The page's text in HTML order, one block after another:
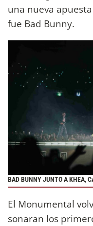
una nueva
fue Bad Bunny.
BAD BUNNY JUNTO A KHEA,
El Monumental
sonaran los